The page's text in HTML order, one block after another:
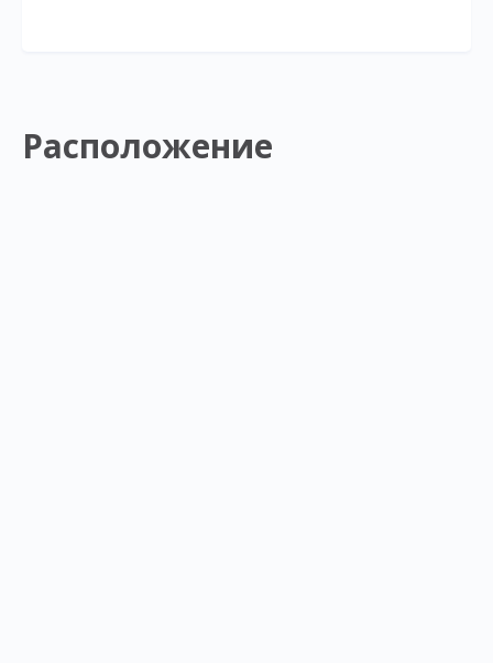
Расположение